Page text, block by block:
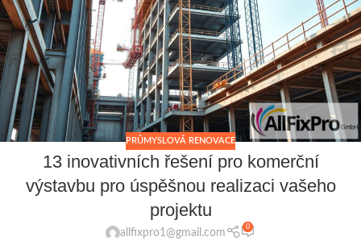
PRŮMYSLOVÁ RENOVACE
13 inovativních řešení pro komerční
výstavbu pro úspěšnou realizaci vašeho
projektu
allfixpro1@gmail.com
0